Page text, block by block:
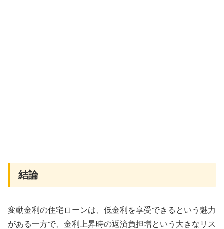
結論
変動金利の住宅ローンは、低金利を享受できるという魅力
がある一方で、金利上昇時の返済負担増という大きなリス